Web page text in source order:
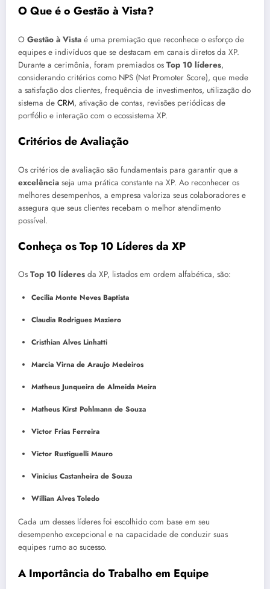
O Que é o Gestão à Vista?
O Gestão à Vista é uma premiação que reconhece o esforço de
equipes e indivíduos que se destacam em canais diretos da XP.
Durante a cerimônia, foram premiados os Top 10 líderes,
considerando critérios como NPS (Net Promoter Score), que mede
a satisfação dos clientes, frequência de investimentos, utilização do
sistema de CRM, ativação de contas, revisões periódicas de
portfólio e interação com o ecossistema XP.
Critérios de Avaliação
Os critérios de avaliação são fundamentais para garantir que a
excelência seja uma prática constante na XP. Ao reconhecer os
melhores desempenhos, a empresa valoriza seus colaboradores e
assegura que seus clientes recebam o melhor atendimento
possível.
Conheça os Top 10 Líderes da XP
Os Top 10 líderes da XP, listados em ordem alfabética, são:
Cecilia Monte Neves Baptista
Claudia Rodrigues Maziero
Cristhian Alves Linhatti
Marcia Virna de Araujo Medeiros
Matheus Junqueira de Almeida Meira
Matheus Kirst Pohlmann de Souza
Victor Frias Ferreira
Victor Rustiguelli Mauro
Vinicius Castanheira de Souza
Willian Alves Toledo
Cada um desses líderes foi escolhido com base em seu
desempenho excepcional e na capacidade de conduzir suas
equipes rumo ao sucesso.
A Importância do Trabalho em Equipe